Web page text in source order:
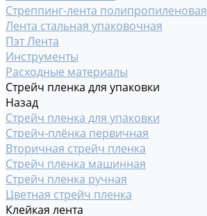
Стреппинг-лента полипропиленовая
Лента стальная упаковочная
Пэт Лента
Инструменты
Расходные материалы
Стрейч пленка для упаковки
Назад
Стрейч пленка для упаковки
Стрейч-плёнка первичная
Вторичная стрейч пленка
Стрейч пленка машинная
Стрейч пленка ручная
Цветная стрейч пленка
Клейкая лента